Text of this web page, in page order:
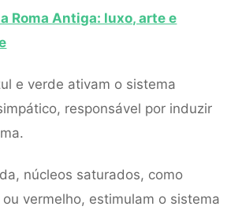
Roma Antiga: luxo, arte e
e verde ativam o sistema
responsável por induzir
núcleos saturados, como
vermelho, estimulam o sistema